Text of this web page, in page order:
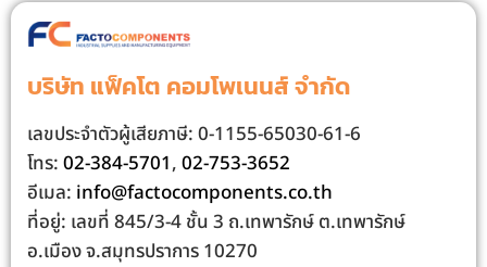
บริษัท แฟ็คโต คอมโพเนนส์ จํากัด
เลขประจําตัวผู้เสียภาษี: 0-1155-65030-61-6
โทร:02-384-5701,02-753-3652
อีเมล: info@factocomponents.co.th
ที่อยู่: เลขที่ 845/3-4 ชั้น 3 ถ.เทพารักษ์ ต.เทพารักษ์
อ.เมือง จ.สมุทรปราการ 10270